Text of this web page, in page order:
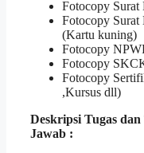
Fotocopy Surat
Fotocopy Surat
(Kartu kuning)
Fotocopy
Fotocopy
Fotocopy
,Kursus dll)
Deskripsi Tugas
Jawab :